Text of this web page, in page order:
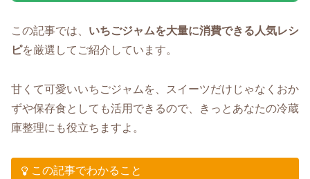
この記事では、 いちごジャムを大量に消費できる人気レシ
ピを厳選してご紹介しています。
甘くて可愛いいちごジャムを、スイーツだけじゃなくおか
ずや保存食としても活用できるので、きっとあなたの冷蔵
庫整理にも役立ちますよ。
この記事でわかること